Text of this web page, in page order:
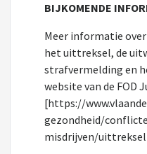
BIJKOMENDE
Meer informatie
het uittreksel, de
strafvermelding en
website van de FOD
[https://
gezondheid/
misdrijven/